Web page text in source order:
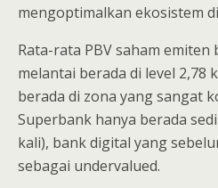
mengoptimalkan ekosistem
Rata-rata PBV saham
melantai berada di level 2,78
berada di zona yang sangat
Superbank hanya berada
kali), bank digital yang
sebagai undervalued.